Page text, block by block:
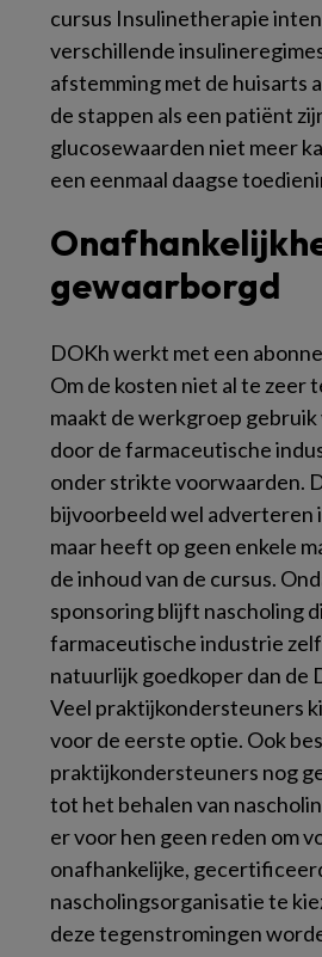
cursus Insulinetherapie
verschillende
afstemming met de huisarts
de stappen als een patiënt
glucosewaarden niet meer
een eenmaal daagse
gewaarborgd
DOKh werkt met een
Om de kosten niet al te zeer
maakt de werkgroep
door de farmaceutische
onder strikte voorwaarden.
bijvoorbeeld wel adverteren
maar heeft op geen enkele
de inhoud van de cursus.
sponsoring blijft nascholing
farmaceutische industrie
natuurlijk goedkoper dan de
Veel praktijkondersteuners
voor de eerste optie. Ook
praktijkondersteuners nog
tot het behalen van
er voor hen geen reden om
onafhankelijke,
nascholingsorganisatie te
deze tegenstromingen